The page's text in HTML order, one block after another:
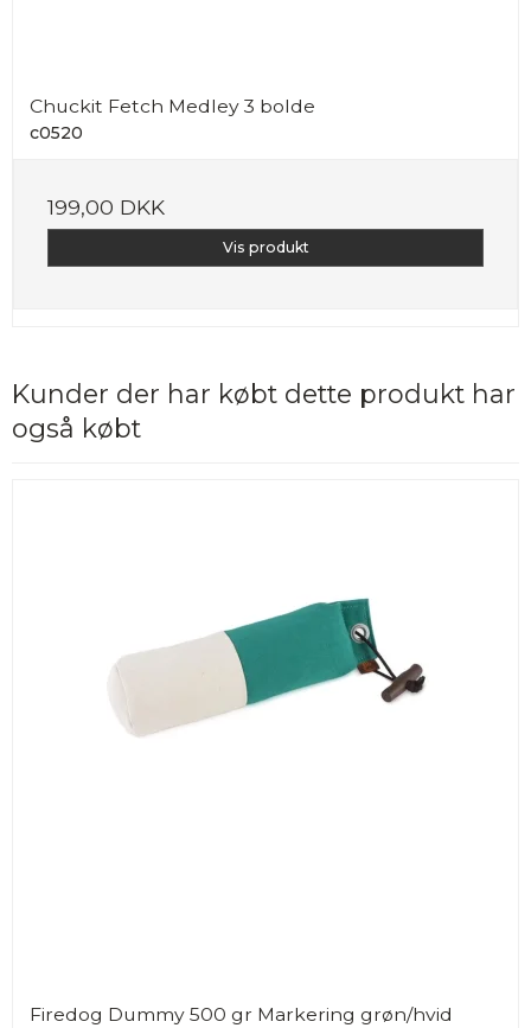
Chuckit Fetch Medley 3 bolde
c0520
199,00 DKK
Vis produkt
Kunder der har købt dette produkt har
også købt
Firedog Dummy 500 gr Markering grøn/hvid